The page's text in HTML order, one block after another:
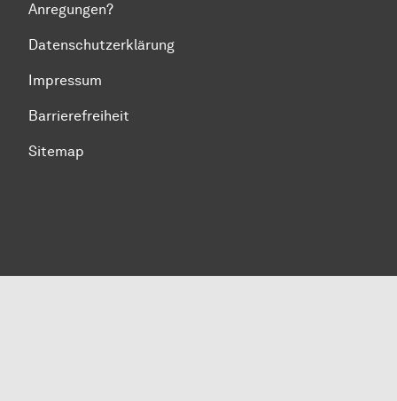
Anregungen?
Datenschutzerklärung
Impressum
Barrierefreiheit
Sitemap